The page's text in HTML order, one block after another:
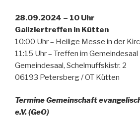
28.09.2024 – 10 Uhr
Galiziertreffen in Kütten
10:00 Uhr – Heilige Messe in der
11:15 Uhr – Treffen im Gemeindesaal
Gemeindesaal, Schelmuffskistr. 2
06193 Petersberg / OT Kütten
Termine Gemeinschaft
e.V. (GeO)